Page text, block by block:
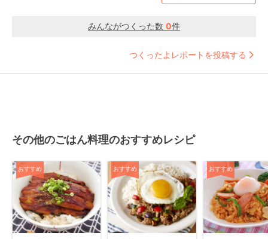
みんながつくった数 0件
つくったよレポートを投稿する
その他のごはん料理のおすすめレシピ
おすすめ おすすめ おすすめ